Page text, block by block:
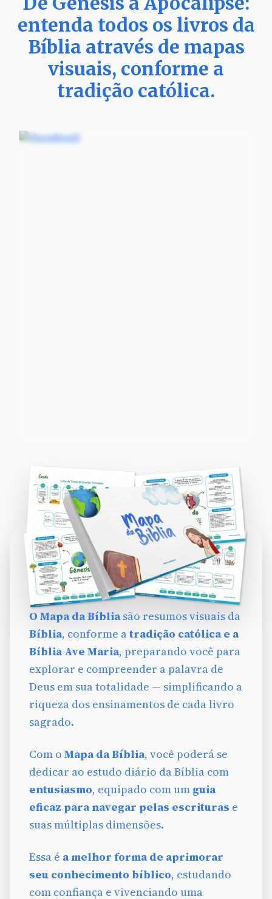
entenda todos os livros da
Bíblia através de mapas
visuais, conforme a
tradição católica.
O Mapa da Bíbliasão resumos visuais da
Bíblia, conforme atradição católica e a
Bíblia Ave Maria, preparando você para
explorar e compreender a palavra de
Deus em sua totalidade — simplificando a
riqueza dos ensinamentos de cada livro
sagrado.
Com o Mapa da Bíblia, você poderá se
dedicar ao estudo diário da Bíblia com
entusiasmo, equipado com um guia
eficaz para navegar pelas escrituras e
suas múltiplas dimensões.
Essa é a melhor forma de aprimorar
seu conhecimento bíblico, estudando
com confiança e vivenciando uma